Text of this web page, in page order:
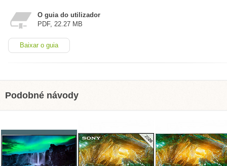
O guia do utilizador
PDF, 22.27 MB
Baixar o guia
Podobné návody